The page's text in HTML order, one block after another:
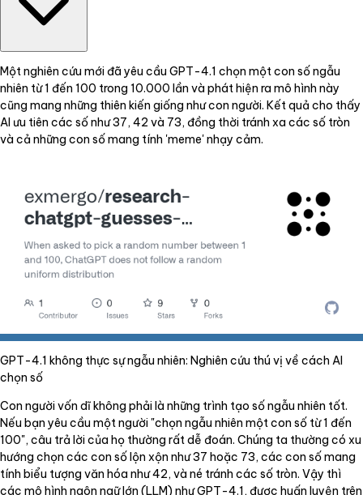
Một nghiên cứu mới đã yêu cầu GPT-4.1 chọn một con số ngẫu
nhiên từ 1 đến 100 trong 10.000 lần và phát hiện ra mô hình này
cũng mang những thiên kiến giống như con người. Kết quả cho thấy
AI ưu tiên các số như 37, 42 và 73, đồng thời tránh xa các số tròn
và cả những con số mang tính 'meme' nhạy cảm.
GPT-4.1 không thực sự ngẫu nhiên: Nghiên cứu thú vị về cách AI
chọn số
Con người vốn dĩ không phải là những trình tạo số ngẫu nhiên tốt.
Nếu bạn yêu cầu một người "chọn ngẫu nhiên một con số từ 1 đến
100", câu trả lời của họ thường rất dễ đoán. Chúng ta thường có xu
hướng chọn các con số lộn xộn như 37 hoặc 73, các con số mang
tính biểu tượng văn hóa như 42, và né tránh các số tròn. Vậy thì
các mô hình ngôn ngữ lớn (LLM) như GPT-4.1, được huấn luyện trên